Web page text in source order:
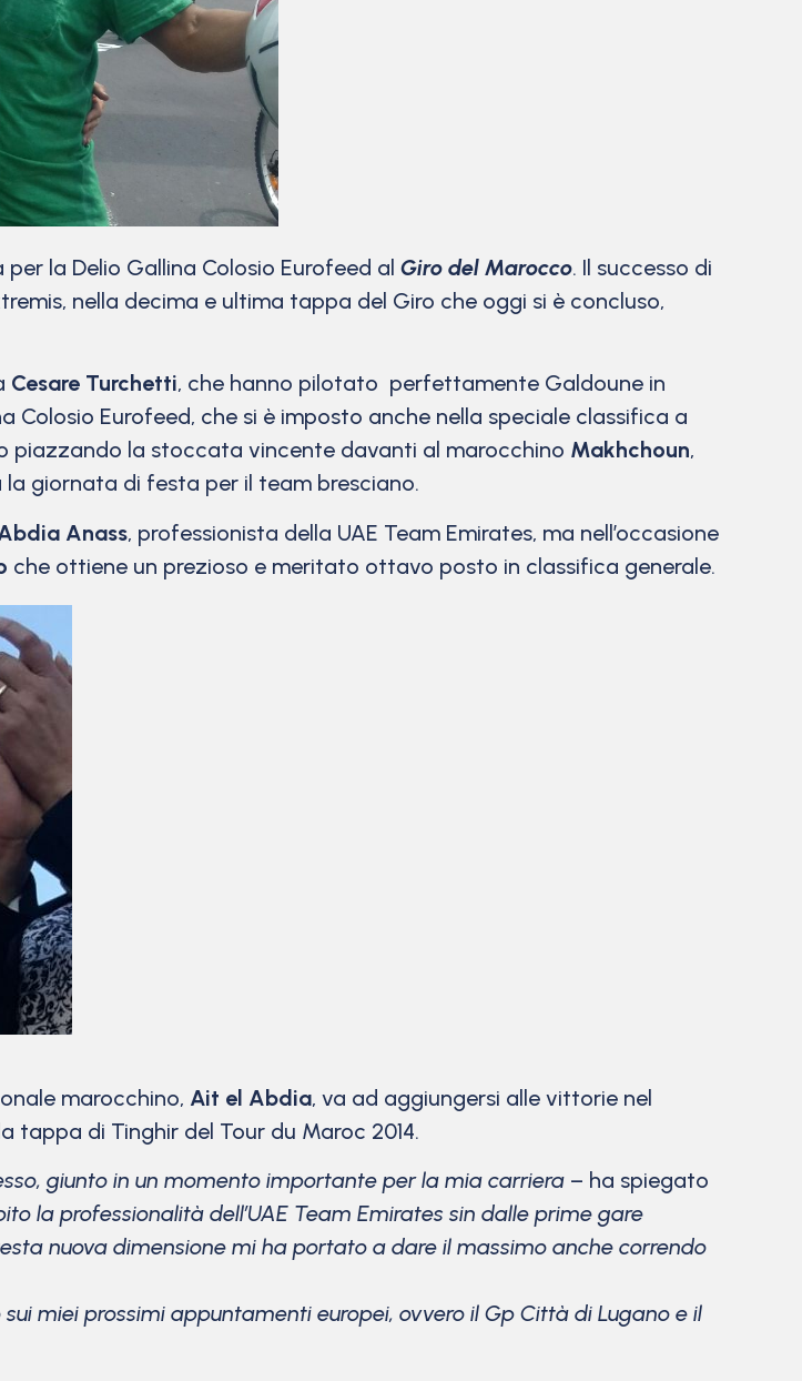
la Delio Gallina Colosio Eurofeed al Giro del Marocco. Il successo di
nella decima e ultima tappa del Giro che oggi si è concluso,
Cesare Turchetti, che hanno pilotato perfettamente Galdoune in
Colosio Eurofeed, che si è imposto anche nella speciale classifica a
piazzando la stoccata vincente davanti al marocchino Makhchoun,
giornata di festa per il team bresciano.
Anass, professionista della UAE Team Emirates, ma nell’occasione
che ottiene un prezioso e meritato ottavo posto in classifica generale.
marocchino, Ait el Abdia, va ad aggiungersi alle vittorie nel
tappa di Tinghir del Tour du Maroc 2014.
giunto in un momento importante per la mia carriera – ha spiegato
la professionalità dell’UAE Team Emirates sin dalle prime gare
nuova dimensione mi ha portato a dare il massimo anche correndo
miei prossimi appuntamenti europei, ovvero il Gp Città di Lugano e il